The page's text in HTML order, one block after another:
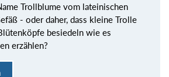
Trollblume vom lateinischen
- oder daher, dass kleine Trolle
besiedeln wie es
erzählen?